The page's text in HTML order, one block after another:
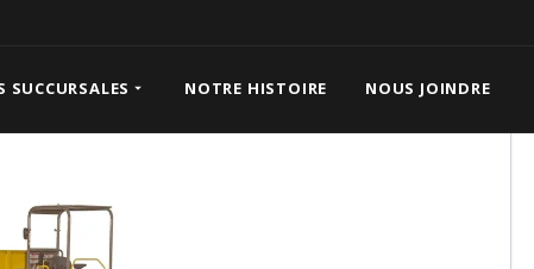
SUCCURSALES NOTRE HISTOIRE NOUS JOINDRE